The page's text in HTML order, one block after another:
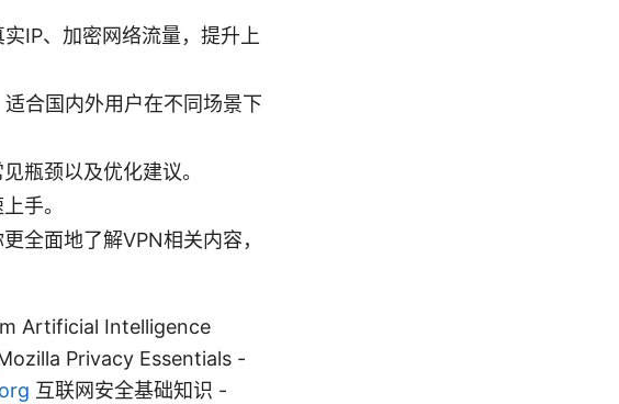
IP、加密网络流量，提升上
合国内外用户在不同场景下
瓶颈以及优化建议。
手。
全面地了解VPN相关内容，
Artificial Intelligence
Privacy Essentials -
互联网安全基础知识 -